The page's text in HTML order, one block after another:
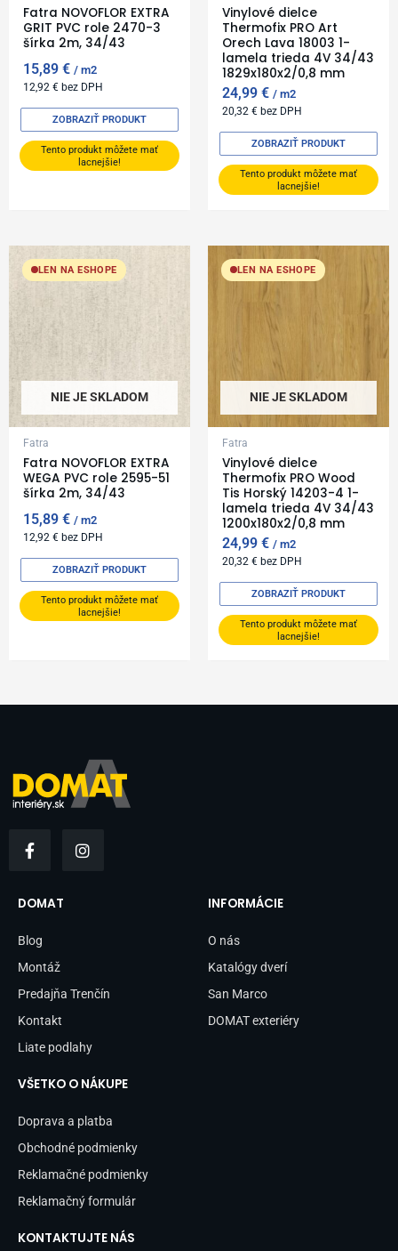
Fatra NOVOFLOR EXTRA
GRIT PVC role 2470-3
šírka 2m, 34/43
15,89€ m2
12,92€ bez DPH
Tento produkt môžete mať
lacnejšie!
ZOBRAZIŤ PRODUKT
Vinylové dielce
Thermofix PRO Art
Orech Lava 18003 1-
lamela trieda 4V 34/43
1829x180x2/0,8 mm
24,99€ m2
20,32€ bez DPH
Tento produkt môžete mať
lacnejšie!
ZOBRAZIŤ PRODUKT
LEN NA ESHOPE
NIE JE SKLADOM
Fatra
Fatra NOVOFLOR EXTRA
WEGA PVC role 2595-51
šírka 2m, 34/43
15,89€ m2
12,92€ bez DPH
Tento produkt môžete mať
lacnejšie!
ZOBRAZIŤ PRODUKT
LEN NA ESHOPE
NIE JE SKLADOM
Fatra
Vinylové dielce
Thermofix PRO Wood
Tis Horský 14203-4 1-
lamela trieda 4V 34/43
1200x180x2/0,8 mm
24,99€ m2
20,32€ bez DPH
Tento produkt môžete mať
lacnejšie!
ZOBRAZIŤ PRODUKT
a
b
o
k
-
n
DOMAT
Blog
Montáž
Predajňa Trenčín
Kontakt
Liate podlahy
INFORMÁCIE
O nás
Katalógy dverí
San Marco
DOMAT exteriéry
VŠETKO O NÁKUPE
Doprava a platba
Obchodné podmienky
Reklamačné podmienky
Reklamačný formulár
KONTAKTUJTE NÁS